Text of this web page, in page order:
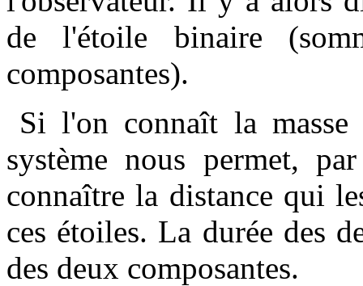
de l'étoile binaire
composantes).
Si l'on connaît la
système nous permet,
connaître la distance qui
ces étoiles. La durée des
des deux composantes.